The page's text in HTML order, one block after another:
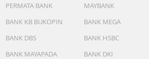
PERMATA BANK
MAYBANK
BANK KB BUKOPIN
BANK MEGA
BANK DBS
BANK HSBC
BANK MAYAPADA
BANK DKI